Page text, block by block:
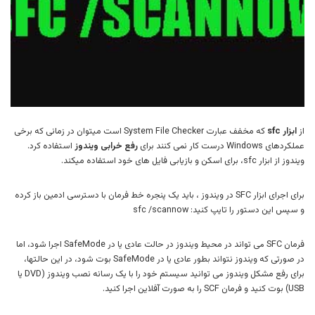
از ابزار sfc
که مخفف عبارت System File Checker است میتوان در زمانی که برخی
عملکردهای Windows درست کار نمی کنند برای
رفع خرابی ویندوز استفاده کرد.
ویندوز از ابزار sfc، برای اسکن و بازیابی فایل های خود استفاده میکند.
برای اجرای ابزار SFC در ویندوز ، باید یک پنجره خط فرمان با دسترسی ادمین باز کرده
و سپس این دستور را تایپ کنید: sfc /scannow
فرمان SFC می تواند در محیط ویندوز در حالت عادی یا در SafeMode اجرا شود، اما
در صورتی که ویندوز نتواند بطور عادی یا در SafeMode بوت شود، در این حالتها،
برای رفع مشکل ویندوز می توانید سیستم خود را با یک رسانه نصب ویندوز (DVD یا
USB) بوت کنید و فرمان SCF را به صورت آفلاین اجرا کنید.